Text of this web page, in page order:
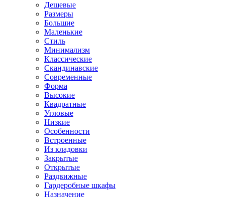
Дешевые
Размеры
Большие
Маленькие
Стиль
Минимализм
Классические
Скандинавские
Современные
Форма
Высокие
Квадратные
Угловые
Низкие
Особенности
Встроенные
Из кладовки
Закрытые
Открытые
Раздвижные
Гардеробные шкафы
Назначение